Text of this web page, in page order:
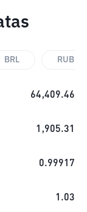
BRL RUB
64,409.46
1,905.31
0.99917
1.03